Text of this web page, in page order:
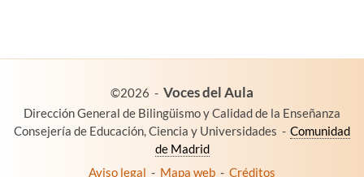
©2026 - Voces del Aulaes un proyecto de:
Dirección General de Bilingüismo y Calidad de la Enseñanza
Consejería de Educación, Ciencia y Universidades - Comunidad
de Madrid
Aviso legal - Mapa web - Créditos